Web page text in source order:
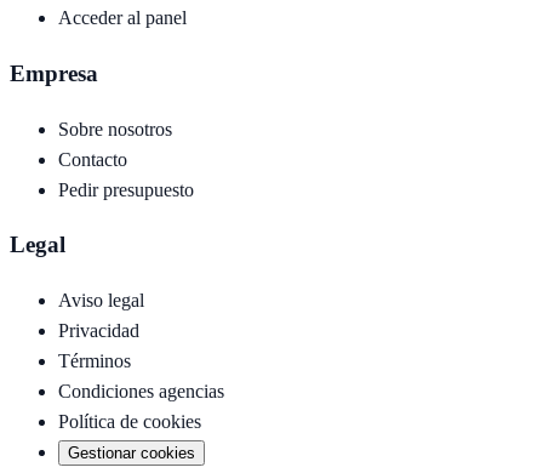
Acceder al panel
Empresa
Sobre nosotros
Contacto
Pedir presupuesto
Legal
Aviso legal
Privacidad
Términos
Condiciones agencias
Política de cookies
Gestionar cookies